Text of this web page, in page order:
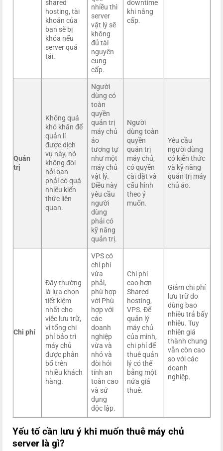
shared
hosting, tài
khoản của
bạn sẽ bị
khóa nếu
server quá
tải.
nhiều thì
server
vật lý sẽ
không
đủ tài
nguyên
cung
cấp.
downtime
khi nâng
cấp.
Quản
trị
Không quá
khó khăn để
quản lí
được dịch
vụ này, nó
không đòi
hỏi bạn
phải có quá
nhiều kiến
thức liên
quan.
Người
dùng có
toàn
quyền
quản trị
máy chủ
ảo
tương tự
như một
máy chủ
vật lý.
Điều này
yêu cầu
người
dùng
phải có
kỹ năng
quản trị.
Người
dùng toàn
quyền
quản trị
máy chủ,
có quyền
cài đặt và
cấu hình
theo ý
muốn.
Yêu cầu
người dùng
có kiến thức
và kỹ năng
quản trị máy
chủ ảo.
Chi phí
Đây thường
là lựa chọn
tiết kiệm
nhất cho
việc lưu trữ,
vì tổng chi
phí bảo trì
máy chủ
được phân
bổ trên
nhiều khách
hàng.
VPS có
chi phí
vừa
phải,
phù hợp
với Phù
hợp với
các
doanh
nghiệp
vừa và
nhỏ và
đòi hỏi
tính an
toàn cao
và sử
dụng
độc lập.
Chi phí
cao hơn
Shared
hosting,
VPS. Để
quản lý
máy chủ
của mình,
chi phí để
thuê quản
lý có thể
bằng một
nửa giá
thuê.
Giảm chi phí
lưu trữ do
dùng bao
nhiêu trả bấy
nhiêu. Tuy
nhiên giá
thành chung
vẫn còn cao
so với các
doanh
nghiệp.
Yếu tố cần lưu ý khi muốn thuê máy chủ
server là gì?